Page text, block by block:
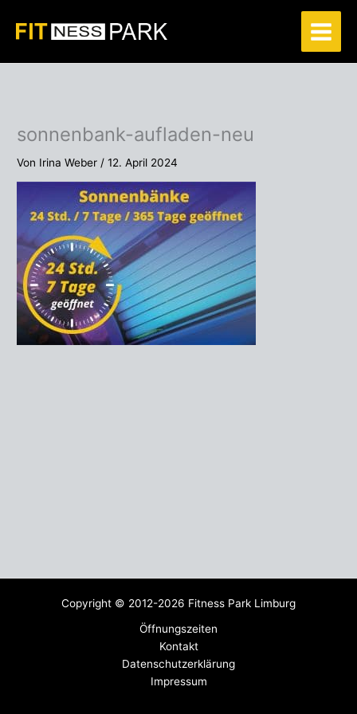
Inhalt
springen
sonnenbank-aufladen-neu
Von Irina Weber /12. April 2024
Copyright © 2012-2026 Fitness Park Limburg
Öffnungszeiten
Kontakt
Datenschutzerklärung
Impressum